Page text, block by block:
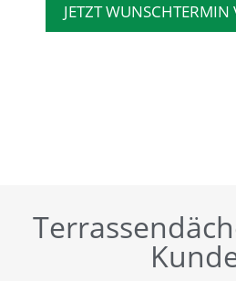
JETZT WUNSCHTERMIN